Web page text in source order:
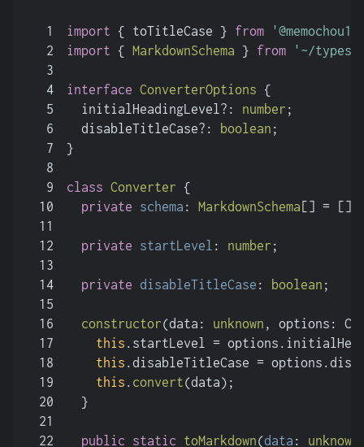
1
2
3
4
5
6
7
8
9
10
11
12
13
14
15
16
17
18
19
20
21
22
import { toTitleCase } from
import { MarkdownSchema } from '~/types'
interface ConverterOptions {
  initialHeadingLevel?:
number ;
  disableTitleCase?:
boolean ;
}
class Converter {
private
schema : MarkdownSchema [] = [];
private startLevel : number ;
private disableTitleCase : boolean ;
constructor(data: unknown , options:
this . startLevel = options.
this .disableTitleCase = options.
this . convert(data);
  }
public static toMarkdown(data : unknown